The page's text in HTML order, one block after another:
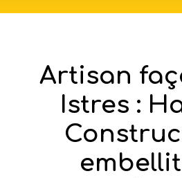
Artisan
Istres :